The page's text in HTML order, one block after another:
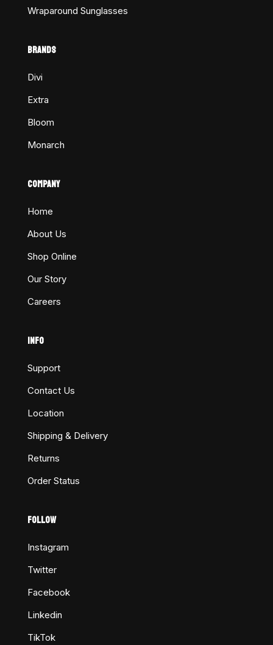
Wraparound Sunglasses
BRANDS
Divi
Extra
Bloom
Monarch
COMPANY
Home
About Us
Shop Online
Our Story
Careers
INFO
Support
Contact Us
Location
Shipping & Delivery
Returns
Order Status
FOLLOW
Instagram
Twitter
Facebook
Linkedin
TikTok